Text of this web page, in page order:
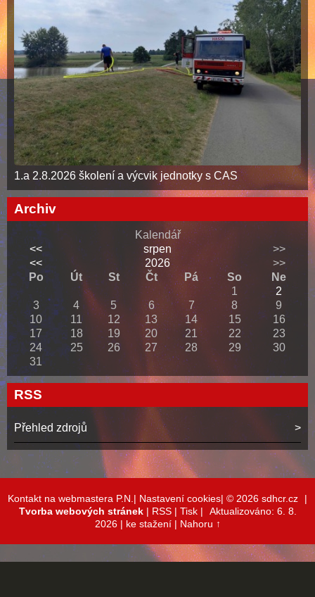
1.a 2.8.2026 školení a výcvik jednotky s CAS
Archiv
Kalendář
<<
srpen
>>
<<
2026
>>
Po
Út St Čt Pá So
Ne
1
2
3
4 5 6 7 8
9
10
11 12 13 14 15
16
17
18 19 20 21 22
23
24
25 26 27 28 29
30
31
RSS
Přehled zdrojů
Kontakt na webmastera P.N.| Nastavení cookies| © 2026 sdhcr.cz
|
Tvorba webových stránek| RSS| Tisk|
Aktualizováno: 6. 8.
2026 | ke stažení | Nahoru ↑